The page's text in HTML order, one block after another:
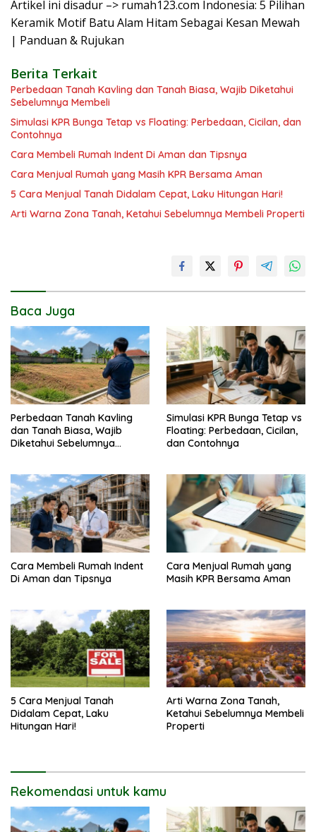
Artikel ini disadur –> rumah123.com Indonesia: 5 Pilihan
Keramik Motif Batu Alam Hitam Sebagai Kesan Mewah
| Panduan & Rujukan
Berita Terkait
Perbedaan Tanah Kavling dan Tanah Biasa, Wajib Diketahui
Sebelumnya Membeli
Simulasi KPR Bunga Tetap vs Floating: Perbedaan, Cicilan, dan
Contohnya
Cara Membeli Rumah Indent Di Aman dan Tipsnya
Cara Menjual Rumah yang Masih KPR Bersama Aman
5 Cara Menjual Tanah Didalam Cepat, Laku Hitungan Hari!
Arti Warna Zona Tanah, Ketahui Sebelumnya Membeli Properti
Baca Juga
Perbedaan Tanah Kavling
dan Tanah Biasa, Wajib
Diketahui Sebelumnya
Simulasi KPR Bunga Tetap vs
Floating: Perbedaan, Cicilan,
dan Contohnya
Cara Membeli Rumah Indent
Di Aman dan Tipsnya
Cara Menjual Rumah yang
Masih KPR Bersama Aman
5 Cara Menjual Tanah
Didalam Cepat, Laku
Hitungan Hari!
Arti Warna Zona Tanah,
Ketahui Sebelumnya Membeli
Properti
Rekomendasi untuk kamu